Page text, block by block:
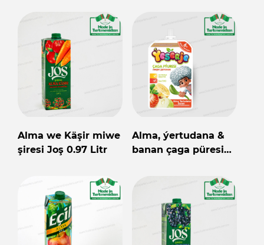
Alma we Käşir miwe
şiresi Joş 0.97 Litr
Alma, ýertudana &
banan çaga püresi